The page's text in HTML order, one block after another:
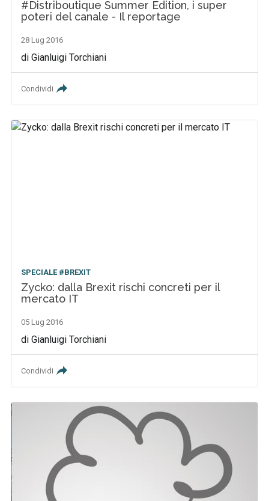
#Distriboutique Summer Edition, i super
poteri del canale - Il reportage
28 Lug 2016
di Gianluigi Torchiani
Condividi
SPECIALE #BREXIT
Zycko: dalla Brexit rischi concreti per il
mercato IT
05 Lug 2016
di Gianluigi Torchiani
Condividi